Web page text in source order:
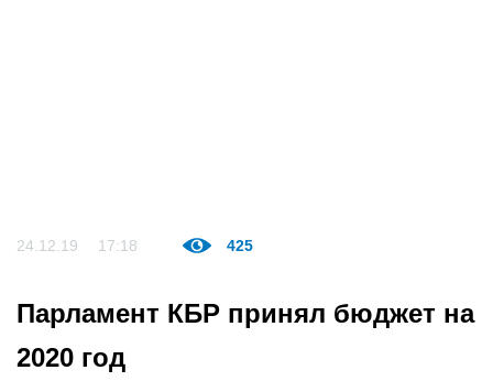
24.12.19 17:18 425
Парламент КБР принял бюджет на
2020 год